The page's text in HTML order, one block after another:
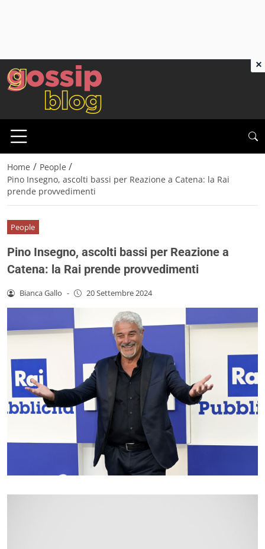
Home / People /
Pino Insegno, ascolti bassi per Reazione a Catena: la Rai
prende provvedimenti
People
Pino Insegno, ascolti bassi per Reazione a
Catena: la Rai prende provvedimenti
Bianca Gallo - 20 Settembre 2024
×